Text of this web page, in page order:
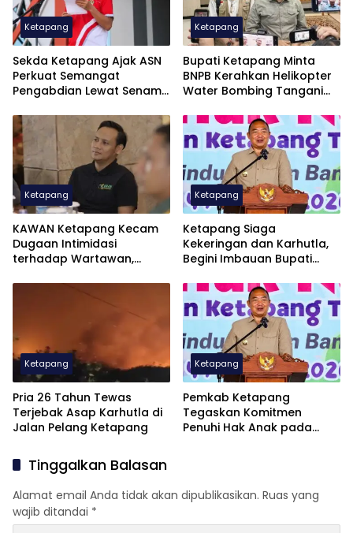
Ketapang
Sekda Ketapang Ajak ASN
Perkuat Semangat
Pengabdian Lewat Senam
Ketapang
Bupati Ketapang Minta
BNPB Kerahkan Helikopter
Water Bombing Tangani
Ketapang
KAWAN Ketapang Kecam
Dugaan Intimidasi
terhadap Wartawan,
Sesuai UU Pers
Ketapang
Ketapang Siaga
Kekeringan dan Karhutla,
Begini Imbauan Bupati
Ketapang
Pria 26 Tahun Tewas
Terjebak Asap Karhutla di
Jalan Pelang Ketapang
Ketapang
Pemkab Ketapang
Tegaskan Komitmen
Penuhi Hak Anak pada
Tinggalkan Balasan
Alamat email Anda tidak akan dipublikasikan. Ruas yang
wajib ditandai *